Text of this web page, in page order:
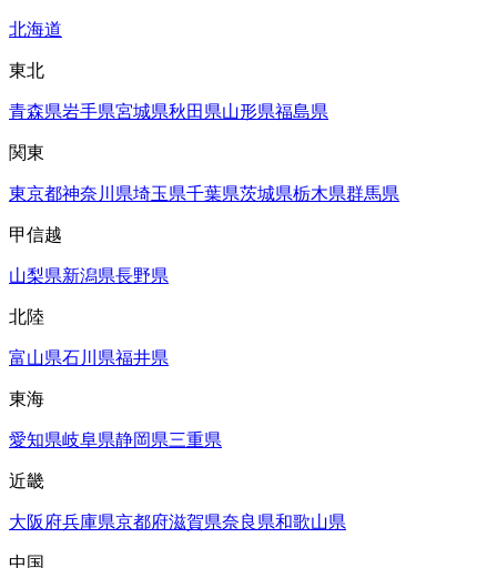
北海道
東北
青森県岩手県宮城県秋田県山形県福島県
関東
東京都神奈川県埼玉県千葉県茨城県栃木県群馬県
甲信越
山梨県新潟県長野県
北陸
富山県石川県福井県
東海
愛知県岐阜県静岡県三重県
近畿
大阪府兵庫県京都府滋賀県奈良県和歌山県
中国